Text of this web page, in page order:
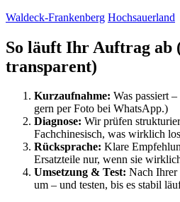
Waldeck-Frankenberg Hochsauerland
So läuft Ihr Auftrag ab
transparent)
Kurzaufnahme: Was passiert
gern per Foto bei WhatsApp.)
Diagnose: Wir prüfen
Fachchinesisch, was wirklich
Rücksprache: Klare
Ersatzteile nur, wenn sie
Umsetzung & Test: Nach Ihrer
um – und testen, bis es stabil